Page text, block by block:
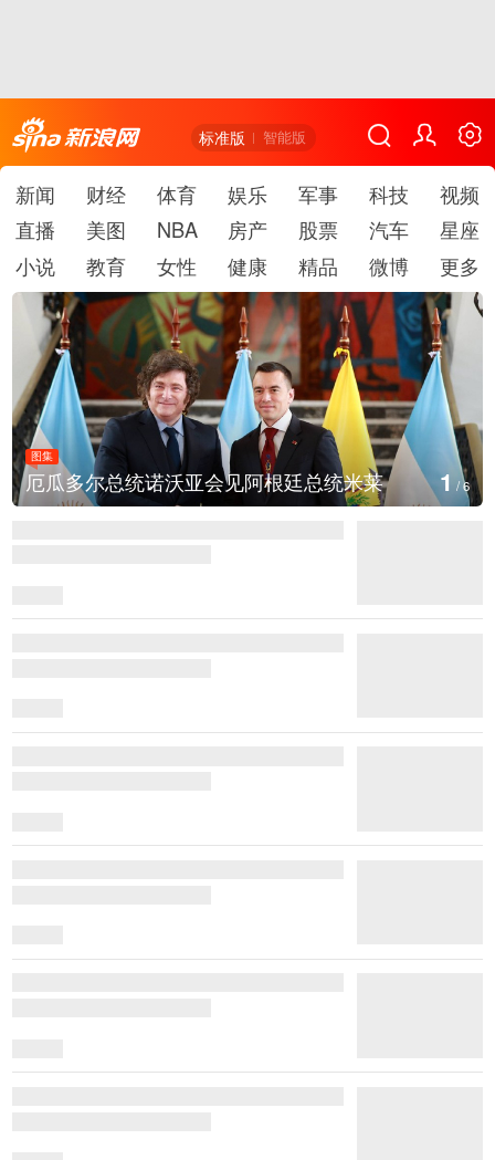
标准版 智能版
新闻 财经 体育 娱乐 军事 科技
视频
直播
美图 NBA 房产 股票 汽车
星座
小说
教育 女性 健康 精品 微博 更多
图集
厄瓜多尔总统诺沃亚会见阿根廷总统米莱 1/6